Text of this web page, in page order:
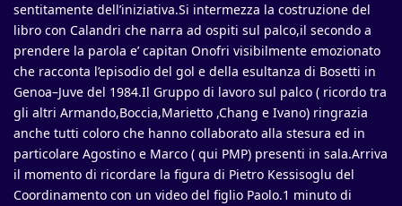
sentitamente dell’iniziativa.Si intermezza la costruzione del
libro con Calandri che narra ad ospiti sul palco,il secondo a
prendere la parola e’ capitan Onofri visibilmente emozionato
che racconta l’episodio del gol e della esultanza di Bosetti in
Genoa–Juve del 1984.Il Gruppo di lavoro sul palco ( ricordo tra
gli altri Armando,Boccia,Marietto ,Chang e Ivano) ringrazia
anche tutti coloro che hanno collaborato alla stesura ed in
particolare Agostino e Marco ( qui PMP) presenti in sala.Arriva
il momento di ricordare la figura di Pietro Kessisoglu del
Coordinamento con un video del figlio Paolo.1 minuto di